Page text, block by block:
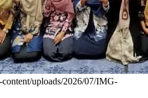
uploads/2026/07/IMG-